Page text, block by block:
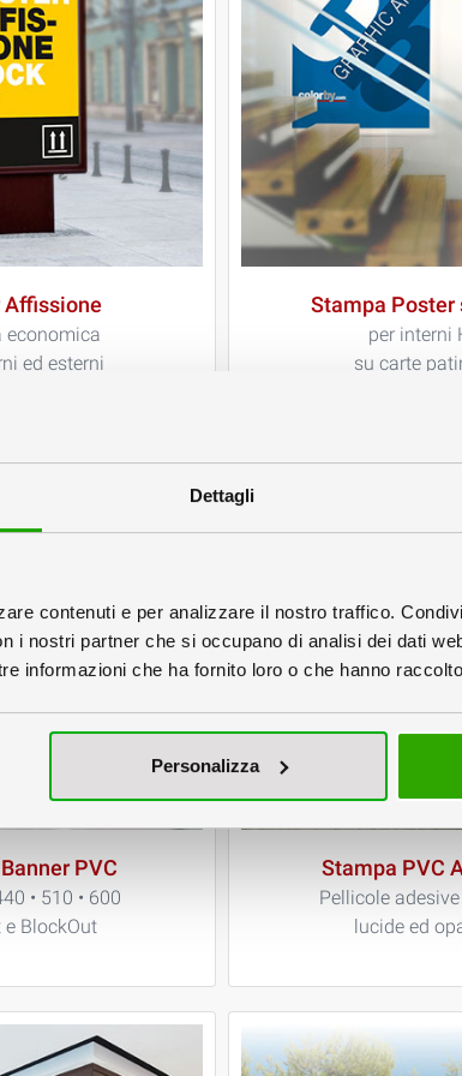
Dettagli
contenuti e per analizzare il nostro traffico.
i nostri partner che si occupano di analisi dei dati
informazioni che ha fornito loro o che hanno
Personalizza
Affissione
economica
ed esterni
Stampa Poster
per interni
su carte
PVC
• 510 • 600
e BlockOut
Stampa PVC
Pellicole
lucide ed